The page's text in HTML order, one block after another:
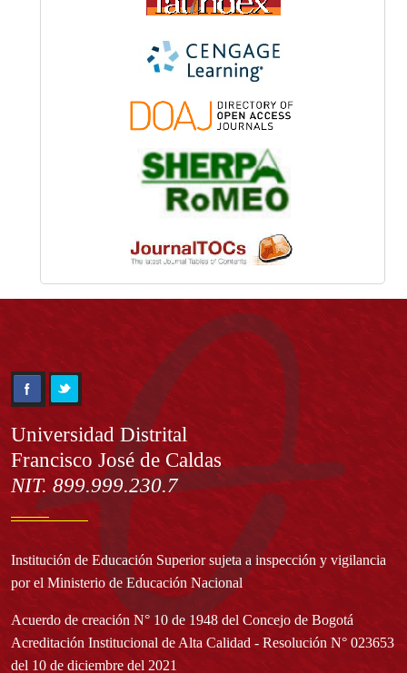
Información
Universidad Distrital
Francisco José de Caldas
NIT. 899.999.230.7
Institución de Educación Superior sujeta a inspección y vigilancia
por el Ministerio de Educación Nacional
Acuerdo de creación N° 10 de 1948 del Concejo de Bogotá
Acreditación Institucional de Alta Calidad - Resolución N° 023653
del 10 de diciembre del 2021